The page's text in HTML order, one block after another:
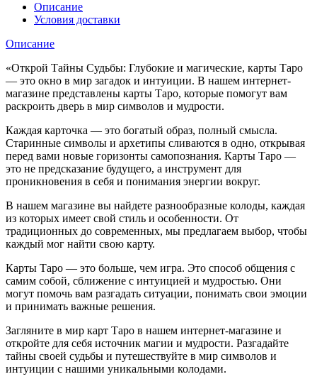
Описание
Условия доставки
Описание
«Открой Тайны Судьбы: Глубокие и магические, карты Таро
— это окно в мир загадок и интуиции. В нашем интернет-
магазине представлены карты Таро, которые помогут вам
раскроить дверь в мир символов и мудрости.
Каждая карточка — это богатый образ, полный смысла.
Старинные символы и архетипы сливаются в одно, открывая
перед вами новые горизонты самопознания. Карты Таро —
это не предсказание будущего, а инструмент для
проникновения в себя и понимания энергии вокруг.
В нашем магазине вы найдете разнообразные колоды, каждая
из которых имеет свой стиль и особенности. От
традиционных до современных, мы предлагаем выбор, чтобы
каждый мог найти свою карту.
Карты Таро — это больше, чем игра. Это способ общения с
самим собой, сближение с интуицией и мудростью. Они
могут помочь вам разгадать ситуации, понимать свои эмоции
и принимать важные решения.
Загляните в мир карт Таро в нашем интернет-магазине и
откройте для себя источник магии и мудрости. Разгадайте
тайны своей судьбы и путешествуйте в мир символов и
интуиции с нашими уникальными колодами.